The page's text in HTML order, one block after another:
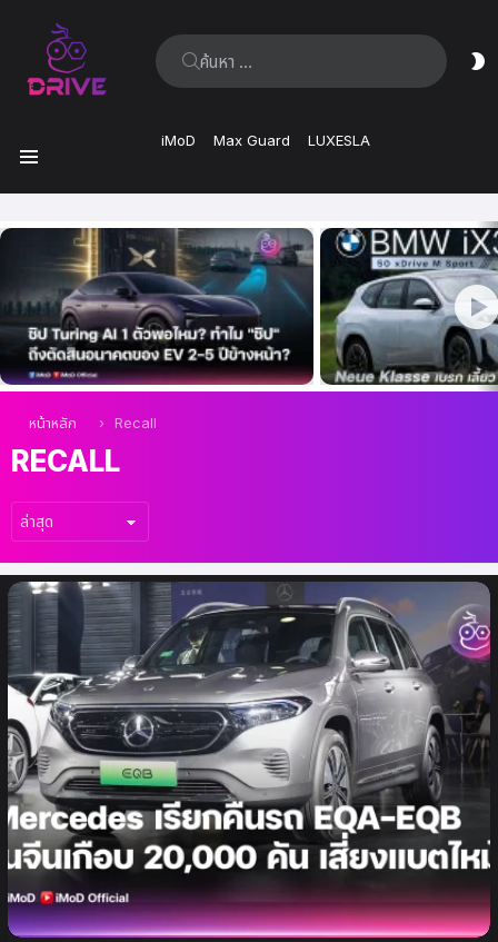
ค้นหา:
iMoD Max Guard LUXESLA
ล่าสุด
คุณอยู่ที่นี่:
หน้าหลัก Recall
RECALL
เรื่อง
ล่าสุด
Mercedes เรียกคืน EV 19,481 คันในจีน
EQA-EQB เสี่ยงไฟไหม้จากแบตเตอรี่